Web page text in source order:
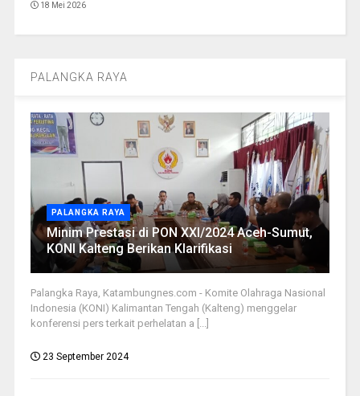
18 Mei 2026
PALANGKA RAYA
PALANGKA RAYA
Minim Prestasi di PON XXI/2024 Aceh-Sumut,
KONI Kalteng Berikan Klarifikasi
Palangka Raya, Katambungnes.com - Komite Olahraga Nasional
Indonesia (KONI) Kalimantan Tengah (Kalteng) menggelar
konferensi pers terkait perhelatan a [...]
23 September 2024